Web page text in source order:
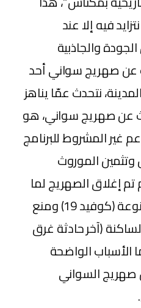
فيه إلا عند
والجاذبية
عن صهريج سواني أحد
نتحدث عمّا يناهز
الحديث عن صهريج سواني، هو
غير المشروط للبرنامج
الموروث
تم إغلاق الصهريج لما
يزيد عن سنة بأسباب متنوعة (كوفيد 19) ومنع
(آخر حادثة غرق
2020)، أما الأسباب الواضحة
صهريج السواني